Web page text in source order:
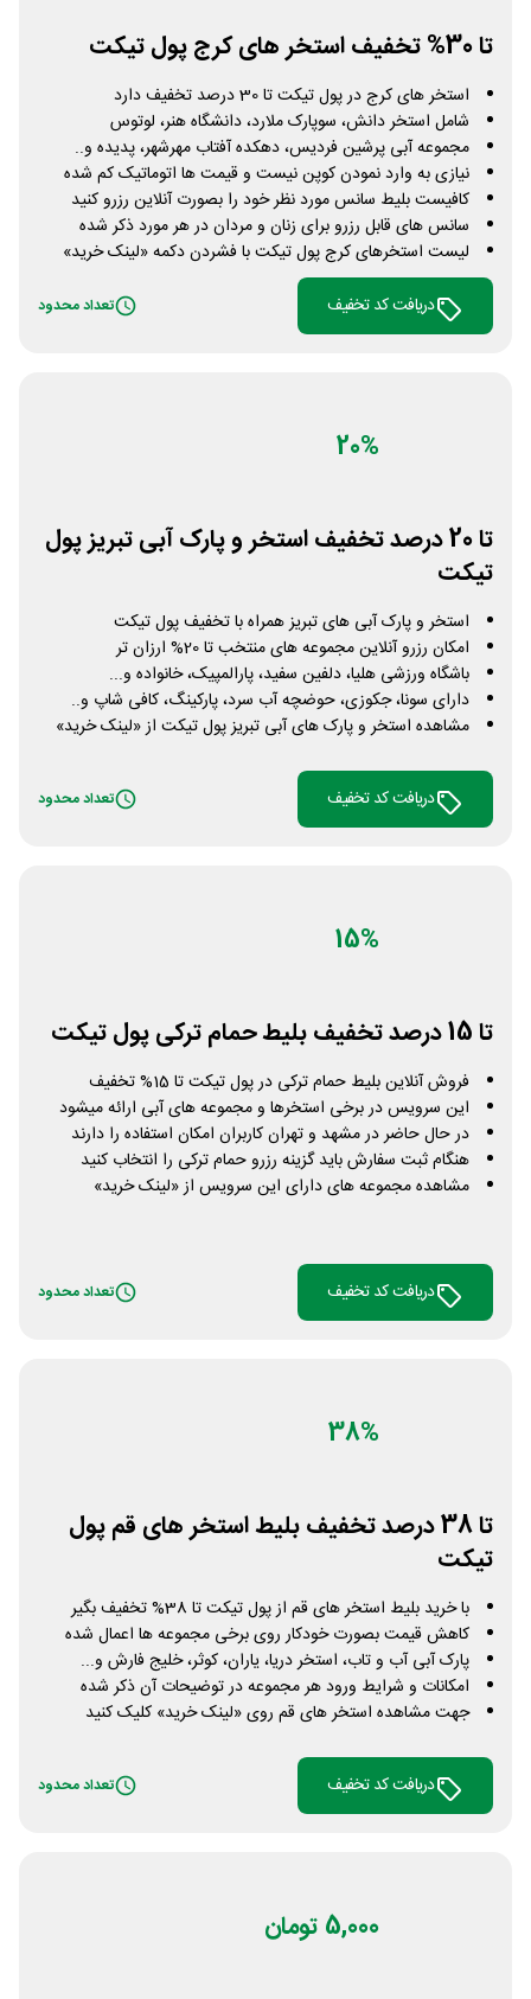
تا 30% تخفیف استخر های کرج پول تیکت
استخر های کرج در پول تیکت تا 30 درصد تخفیف دارد
شامل استخر دانش، سوپارک ملارد، دانشگاه هنر، لوتوس
مجموعه آبی پرشین فردیس، دهکده آفتاب مهرشهر، پدیده و..
نیازی به وارد نمودن کوپن نیست و قیمت ها اتوماتیک کم شده
کافیست بلیط سانس مورد نظر خود را بصورت آنلاین رزرو کنید
سانس های قابل رزرو برای زنان و مردان در هر مورد ذکر شده
لیست استخرهای کرج پول تیکت با فشردن دکمه «لینک خرید»
دریافت کد تخفیف
تعداد محدود
20%
تا 20 درصد تخفیف استخر و پارک آبی تبریز پول
تیکت
استخر و پارک آبی های تبریز همراه با تخفیف پول تیکت
امکان رزرو آنلاین مجموعه های منتخب تا 20% ارزان تر
باشگاه ورزشی هلیا، دلفین سفید، پارالمپیک، خانواده و...
دارای سونا، جکوزی، حوضچه آب سرد، پارکینگ، کافی شاپ و..
مشاهده استخر و پارک های آبی تبریز پول تیکت از «لینک خرید»
دریافت کد تخفیف تعداد محدود
15%
تا 15 درصد تخفیف بلیط حمام ترکی پول تیکت
فروش آنلاین بلیط حمام ترکی در پول تیکت تا 15% تخفیف
این سرویس در برخی استخرها و مجموعه های آبی ارائه میشود
در حال حاضر در مشهد و تهران کاربران امکان استفاده را دارند
هنگام ثبت سفارش باید گزینه رزرو حمام ترکی را انتخاب کنید
مشاهده مجموعه های دارای این سرویس از «لینک خرید»
دریافت کد تخفیف تعداد محدود
38%
تا 38 درصد تخفیف بلیط استخر های قم پول
تیکت
با خرید بلیط استخر های قم از پول تیکت تا 38% تخفیف بگیر
کاهش قیمت بصورت خودکار روی برخی مجموعه ها اعمال شده
پارک آبی آب و تاب، استخر دریا، یاران، کوثر، خلیج فارش و...
امکانات و شرایط ورود هر مجموعه در توضیحات آن ذکر شده
جهت مشاهده استخر های قم روی «لینک خرید» کلیک کنید
دریافت کد تخفیف تعداد محدود
5,000 تومان